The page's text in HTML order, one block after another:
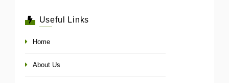
Useful Links
Home
About Us